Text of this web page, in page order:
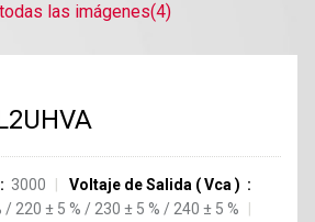
las imágenes(4)
3000 Voltaje de Salida (Vca )
/ 220 ± 5 % / 230 ± 5 % / 240 ± 5 %